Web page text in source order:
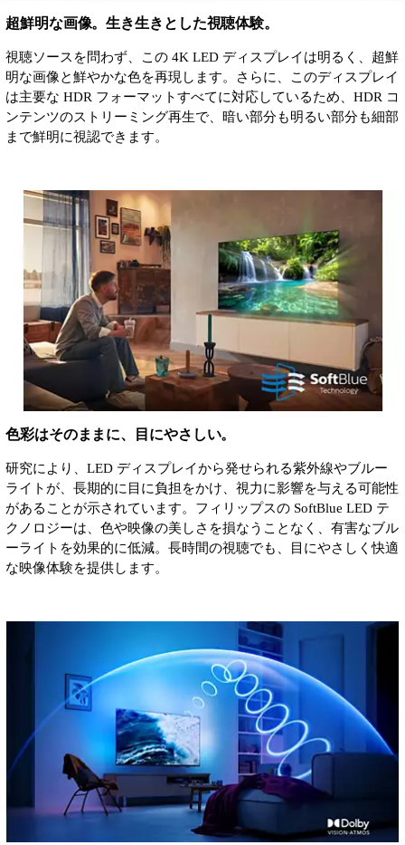
超鮮明な画像。生き生きとした視聴体験。
視聴ソースを問わず、この 4K LED ディスプレイは明るく、超鮮
明な画像と鮮やかな色を再現します。さらに、このディスプレイ
は主要な HDR フォーマットすべてに対応しているため、HDR コ
ンテンツのストリーミング再生で、暗い部分も明るい部分も細部
まで鮮明に視認できます。
色彩はそのままに、目にやさしい。
研究により、LED ディスプレイから発せられる紫外線やブルー
ライトが、長期的に目に負担をかけ、視力に影響を与える可能性
があることが示されています。フィリップスの SoftBlue LED テ
クノロジーは、色や映像の美しさを損なうことなく、有害なブル
ーライトを効果的に低減。長時間の視聴でも、目にやさしく快適
な映像体験を提供します。